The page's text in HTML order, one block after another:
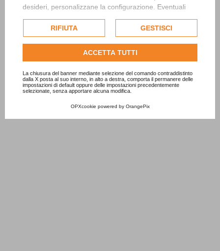
desideri, personalizzane la configurazione. Eventuali
esclusivamente previa acquisizione del consenso
dell'utente.
Consulta l'informativa cookie completa.
RIFIUTA GESTISCI
ACCETTA TUTTI
La chiusura del banner mediante selezione del comando contraddistinto
dalla X posta al suo interno, in alto a destra, comporta il permanere delle
impostazioni di default oppure delle impostazioni precedentemente
selezionate, senza apportare alcuna modifica.
OPXcookie powered by OrangePix